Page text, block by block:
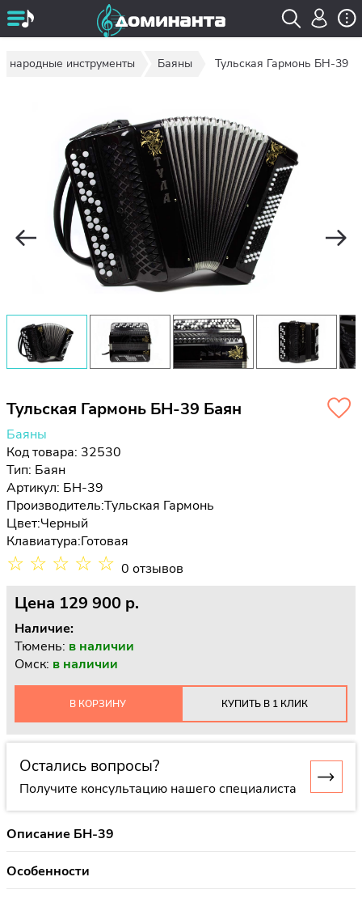
народные инструменты Баяны Тульская Гармонь БН-39
Тульская Гармонь БН-39 Баян
Баяны
Код товара: 32530
Тип: Баян
Артикул: БН-39
Производитель:Тульская Гармонь
Цвет:Черный
Клавиатура:Готовая
☆ ☆ ☆ ☆ ☆ 0 отзывов
Цена 129 900 p.
Наличие:
Тюмень: в наличии
Омск: в наличии
В КОРЗИНУ КУПИТЬ В 1 КЛИК
Остались вопросы?
Получите консультацию нашего специалиста
Описание БН-39
Особенности